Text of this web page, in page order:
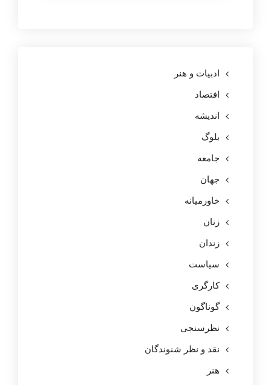
ادبیات و هنر
افتصاد
اندیشه
بلوگ
جامعه
جهان
خاورمیانه
زنان
زندان
سیاست
کارگری
گوناگون
نظرسنجی
نقد و نظر شنوندگان
هنر